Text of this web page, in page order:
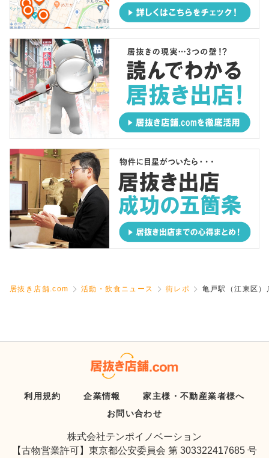
居抜き店舗.com 活動・飲食ニュース 街レポ 亀戸駅（江東区
利用規約 企業情報
家主様・不動産業者様へ
お問い合わせ
株式会社テンポイノベーション
【古物営業許可】東京都公安委員会 第 303322417685 号